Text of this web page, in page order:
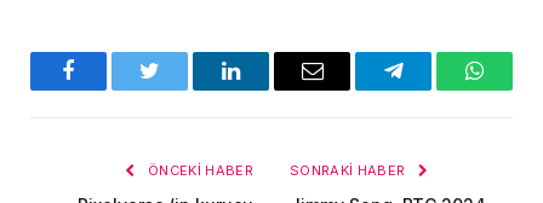
FacebookTwitter LinkedInE-
Telegram
ÖNCEKI HABER SONRAKI HABER